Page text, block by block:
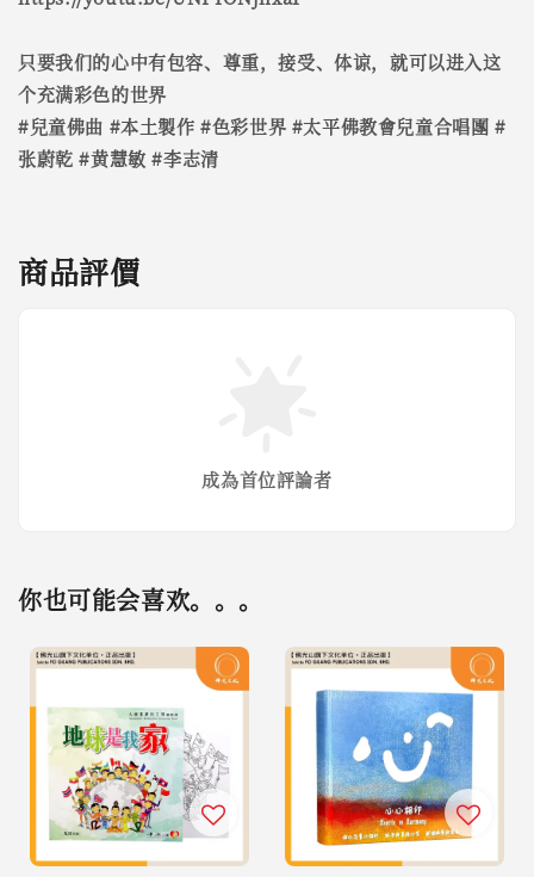
只要我们的心中有包容、尊重，接受、体谅，就可以进入这
个充满彩色的世界
#兒童佛曲 #本土製作 #色彩世界 #太平佛教會兒童合唱團 #
张蔚乾 #黄慧敏 #李志清
商品評價
成為首位評論者
你也可能会喜欢。。。